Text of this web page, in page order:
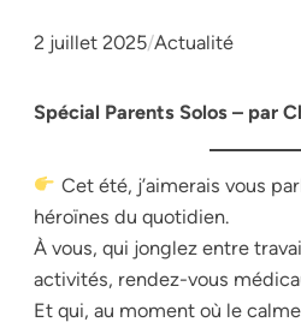
2 juillet 2025/Actualité
Spécial Parents Solos – par
Cet été, j’aimerais vous
héroïnes du quotidien.
À vous, qui jonglez entre
activités, rendez-vous
Et qui, au moment où le